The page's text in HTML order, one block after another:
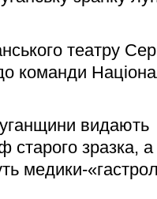
театру
команди
видають
старого зразка,
медики-